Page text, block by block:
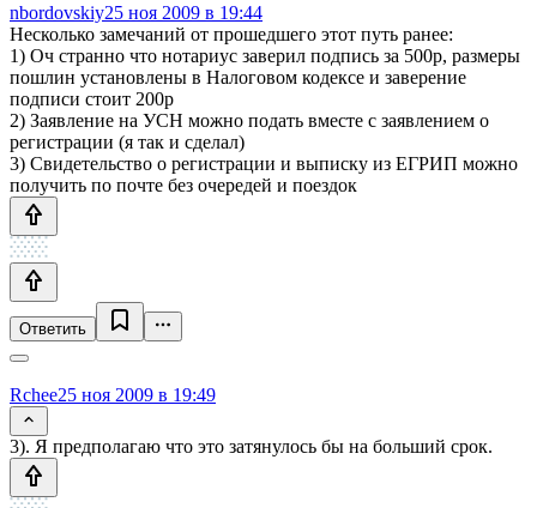
nbordovskiy25 ноя 2009 в 19:44
Несколько замечаний от прошедшего этот путь ранее:
1) Оч странно что нотариус заверил подпись за 500р, размеры
пошлин установлены в Налоговом кодексе и заверение
подписи стоит 200р
2) Заявление на УСН можно подать вместе с заявлением о
регистрации (я так и сделал)
3) Свидетельство о регистрации и выписку из ЕГРИП можно
получить по почте без очередей и поездок
Ответить
Rchee25 ноя 2009 в 19:49
3). Я предполагаю что это затянулось бы на больший срок.